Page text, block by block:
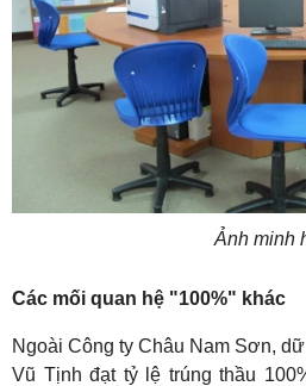
Ảnh minh
Các mối quan hệ "100%" khác
Ngoài Công ty Châu Nam Sơn,
Vũ Tịnh đạt tỷ lệ trúng thầu